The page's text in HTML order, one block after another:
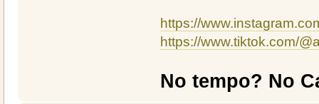
https://
https://www.tiktok.com/
No tempo? No